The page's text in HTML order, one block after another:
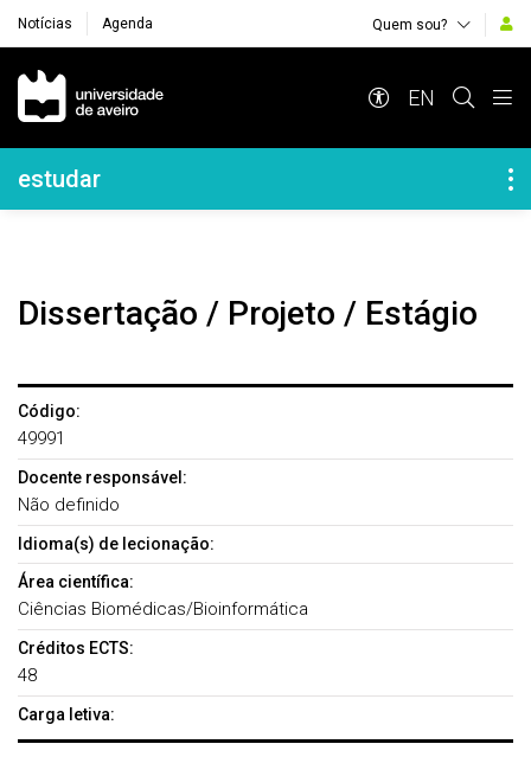
Notícias Agenda Quem sou?
Navegação Principal
EN
Navegação Lateral
estudar
Dissertação / Projeto / Estágio
Código:
49991
Docente responsável:
Não definido
Idioma(s) de lecionação:
Área científica:
Ciências Biomédicas/Bioinformática
Créditos ECTS:
48
Carga letiva: